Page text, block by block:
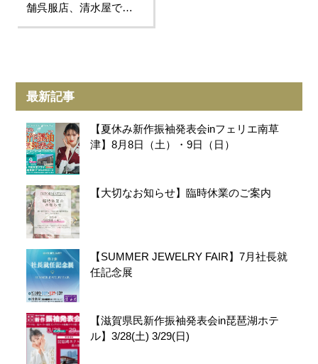
舗呉服店、清水屋でよ
最新記事
【夏休み新作振袖発表会inフェリエ南草
津】8月8日（土）・9日（日）
【大切なお知らせ】臨時休業のご案内
【SUMMER JEWELRY FAIR】7月社長就
任記念展
【滋賀県民新作振袖発表会in琵琶湖ホテ
ル】3/28(土) 3/29(日)